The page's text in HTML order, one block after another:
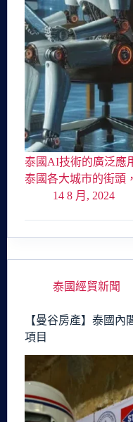
泰國AI技術的廣泛應
泰國各大城市的街頭
14 8 月, 2024
泰國經貿新聞
【曼谷房產】泰國
項目